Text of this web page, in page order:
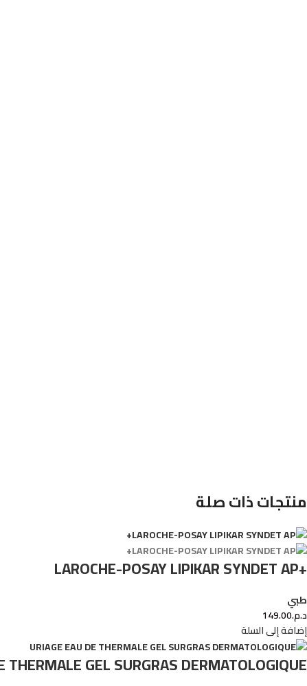
منتجات ذات صلة
+LAROCHE-POSAY LIPIKAR SYNDET AP
طبي
د.م.149.00
إضافة إلى السلة
THERMALE GEL SURGRAS DERMATOLOGIQUE